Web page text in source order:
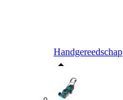
Handgereedschap